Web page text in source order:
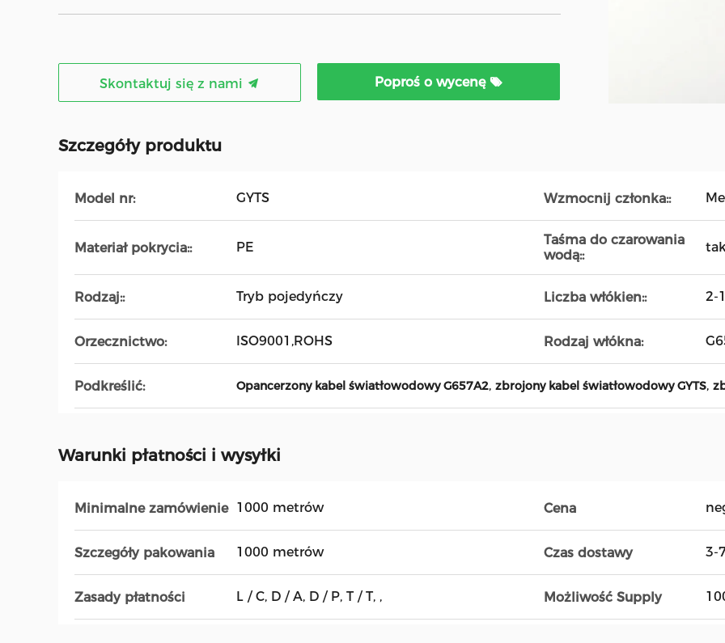
Skontaktuj się z nami Poproś o wycenę
Szczegóły produktu
Model nr: GYTS Wzmocnij członka::
Materiał pokrycia:: PE
Taśma do czarowania
wodą::
Rodzaj:: Tryb pojedyńczy Liczba włókien:: 2-
Orzecznictwo: ISO9001,ROHS Rodzaj włókna:
Podkreślić: Opancerzony kabel światłowodowy G657A2, zbrojony kabel światłowodowy GYTS,
Warunki płatności i wysyłki
Minimalne zamówienie 1000 metrów Cena
Szczegóły pakowania 1000 metrów Czas dostawy 3-
Zasady płatności L / C, D / A, D / P, T / T, , Możliwość Supply